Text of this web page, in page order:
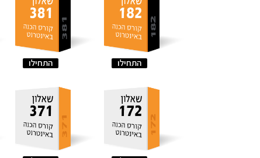
התחילו התחילו